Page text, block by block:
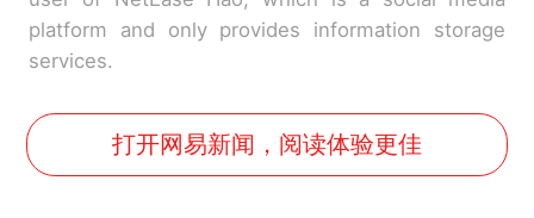
platform and only provides information storage
services.
打开网易新闻，阅读体验更佳